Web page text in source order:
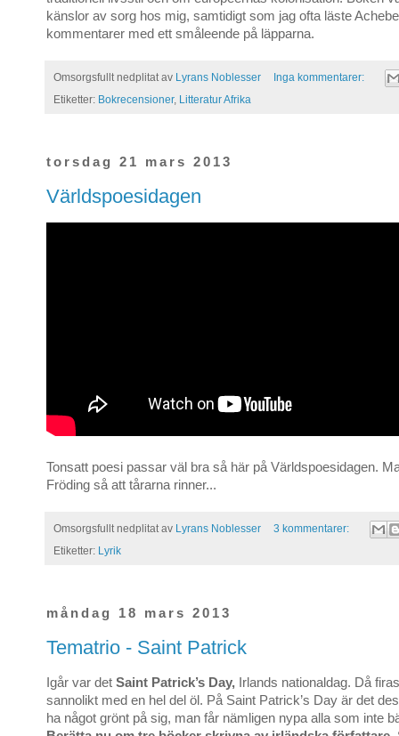
känslor av sorg hos mig, samtidigt som jag ofta läste
kommentarer med ett småleende på läpparna.
Omsorgsfullt nedplitat av Lyrans Noblesser
Inga kommentarer:
Etiketter: Bokrecensioner, Litteratur Afrika
torsdag 21 mars 2013
Världspoesidagen
Tonsatt poesi passar väl bra så här på Världspoesidagen.
Fröding så att tårarna rinner...
Omsorgsfullt nedplitat av Lyrans Noblesser
3 kommentarer:
Etiketter: Lyrik
måndag 18 mars 2013
Tematrio - Saint Patrick
Igår var det Saint Patrick’s Day, Irlands nationaldag. Då
sannolikt med en hel del öl. På Saint Patrick’s Day är det
ha något grönt på sig, man får nämligen nypa alla som inte